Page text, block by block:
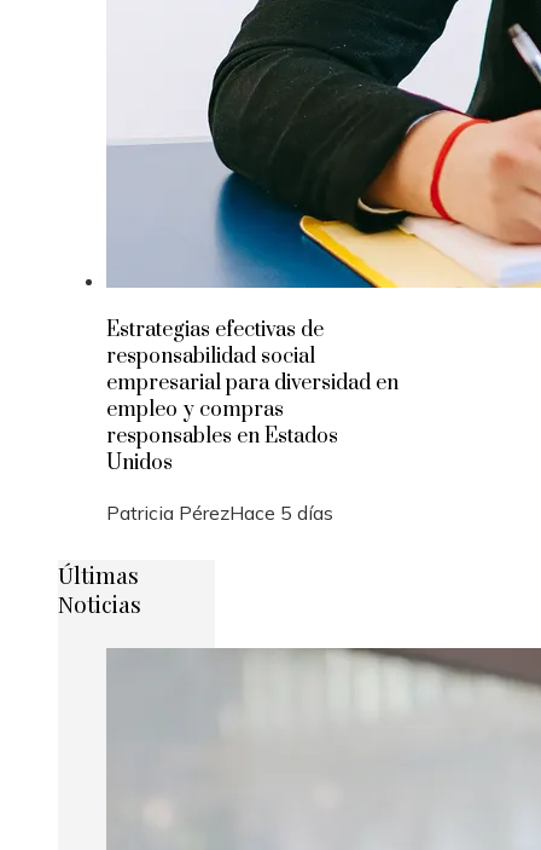
Estrategias efectivas de
responsabilidad social
empresarial para diversidad en
empleo y compras
responsables en Estados
Unidos
Patricia PérezHace 5 días
Últimas
Noticias